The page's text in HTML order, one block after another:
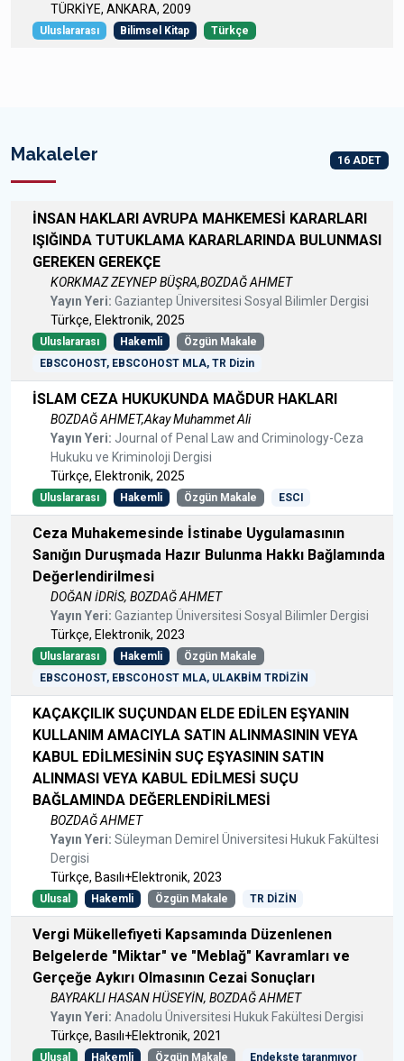
TÜRKİYE, ANKARA, 2009
Uluslararası Bilimsel Kitap Türkçe
Makaleler 16 ADET
İNSAN HAKLARI AVRUPA MAHKEMESİ KARARLARI
IŞIĞINDA TUTUKLAMA KARARLARINDA BULUNMASI
GEREKEN GEREKÇE
KORKMAZ ZEYNEP BÜŞRA,BOZDAĞ AHMET
Yayın Yeri: Gaziantep Üniversitesi Sosyal Bilimler Dergisi
Türkçe, Elektronik, 2025
Uluslararası Hakemli
Özgün Makale
EBSCOHOST, EBSCOHOST MLA, TR Dizin
İSLAM CEZA HUKUKUNDA MAĞDUR HAKLARI
BOZDAĞ AHMET,Akay Muhammet Ali
Yayın Yeri: Journal of Penal Law and Criminology-Ceza
Hukuku ve Kriminoloji Dergisi
Türkçe, Elektronik, 2025
Uluslararası Hakemli Özgün Makale ESCI
Ceza Muhakemesinde İstinabe Uygulamasının
Sanığın Duruşmada Hazır Bulunma Hakkı Bağlamında
Değerlendirilmesi
DOĞAN İDRİS, BOZDAĞ AHMET
Yayın Yeri: Gaziantep Üniversitesi Sosyal Bilimler Dergisi
Türkçe, Elektronik, 2023
Uluslararası Hakemli
Özgün Makale
EBSCOHOST, EBSCOHOST MLA, ULAKBİM TRDİZİN
KAÇAKÇILIK SUÇUNDAN ELDE EDİLEN EŞYANIN
KULLANIM AMACIYLA SATIN ALINMASININ VEYA
KABUL EDİLMESİNİN SUÇ EŞYASININ SATIN
ALINMASI VEYA KABUL EDİLMESİ SUÇU
BAĞLAMINDA DEĞERLENDİRİLMESİ
BOZDAĞ AHMET
Yayın Yeri: Süleyman Demirel Üniversitesi Hukuk Fakültesi
Dergisi
Türkçe, Basılı+Elektronik, 2023
Ulusal Hakemli Özgün Makale TR DİZİN
Vergi Mükellefiyeti Kapsamında Düzenlenen
Belgelerde "Miktar" ve "Meblağ" Kavramları ve
Gerçeğe Aykırı Olmasının Cezai Sonuçları
BAYRAKLI HASAN HÜSEYİN, BOZDAĞ AHMET
Yayın Yeri: Anadolu Üniversitesi Hukuk Fakültesi Dergisi
Türkçe, Basılı+Elektronik, 2021
Ulusal Hakemli Özgün Makale Endekste taranmıyor